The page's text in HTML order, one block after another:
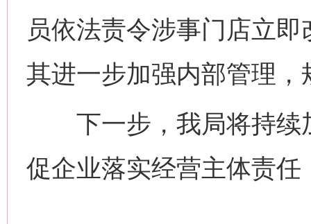
员依法责令涉事门店立
其进一步加强内部管理
下一步，我局将持续
促企业落实经营主体责